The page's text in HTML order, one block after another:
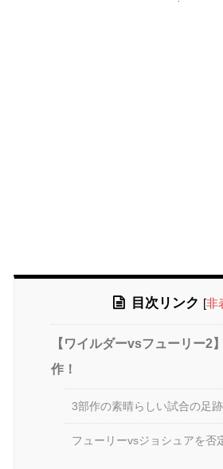
目次リンク [非
【ワイルダーvsフューリー2
作！
3部作の素晴らしい試合の足
フューリーvsジョシュアを否